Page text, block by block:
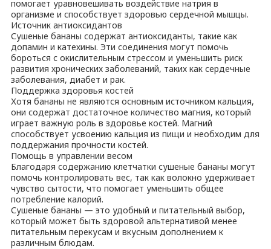
помогает уравновешивать воздействие натрия в
организме и способствует здоровью сердечной мышцы.
Источник антиоксидантов
Сушеные бананы содержат антиоксиданты, такие как
допамин и катехины. Эти соединения могут помочь
бороться с окислительным стрессом и уменьшить риск
развития хронических заболеваний, таких как сердечные
заболевания, диабет и рак.
Поддержка здоровья костей
Хотя бананы не являются основным источником кальция,
они содержат достаточное количество магния, который
играет важную роль в здоровье костей. Магний
способствует усвоению кальция из пищи и необходим для
поддержания прочности костей.
Помощь в управлении весом
Благодаря содержанию клетчатки сушеные бананы могут
помочь контролировать вес, так как волокно удерживает
чувство сытости, что помогает уменьшить общее
потребление калорий.
Сушеные бананы — это удобный и питательный выбор,
который может быть здоровой альтернативой менее
питательным перекусам и вкусным дополнением к
различным блюдам.